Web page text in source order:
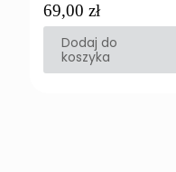
69,00 zł
Dodaj do
koszyka